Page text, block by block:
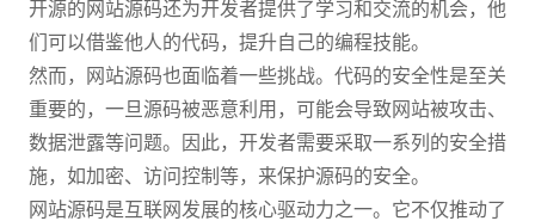
开源的网站源码还为开发者提供了学习和交流的机会，他
们可以借鉴他人的代码，提升自己的编程技能。
然而，网站源码也面临着一些挑战。代码的安全性是至关
重要的，一旦源码被恶意利用，可能会导致网站被攻击、
数据泄露等问题。因此，开发者需要采取一系列的安全措
施，如加密、访问控制等，来保护源码的安全。
网站源码是互联网发展的核心驱动力之一。它不仅推动了